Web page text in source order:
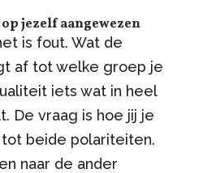
jezelf aangewezen
is fout. Wat de
af tot welke groep je
iets wat in heel
De vraag is hoe jij je
beide polariteiten.
naar de ander